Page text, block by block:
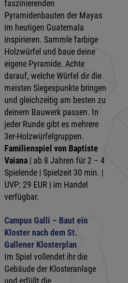
faszinierenden
Pyramidenbauten der Mayas
im heutigen Guatemala
inspirieren. Sammle farbige
Holzwürfel und baue deine
eigene Pyramide. Achte
darauf, welche Würfel dir die
meisten Siegespunkte bringen
und gleichzeitig am besten zu
deinem Bauwerk passen. In
jeder Runde gibt es mehrere
3er-Holzwürfelgruppen.
Familienspiel von Baptiste
Vaiana | ab 8 Jahren für 2 – 4
Spielende | Spielzeit 30 min. |
UVP: 29 EUR | im Handel
verfügbar.
Campus Galli – Baut ein
Kloster nach dem St.
Gallener Klosterplan
Im Spiel vollendet ihr die
Gebäude der Klosteranlage
und erfüllt die